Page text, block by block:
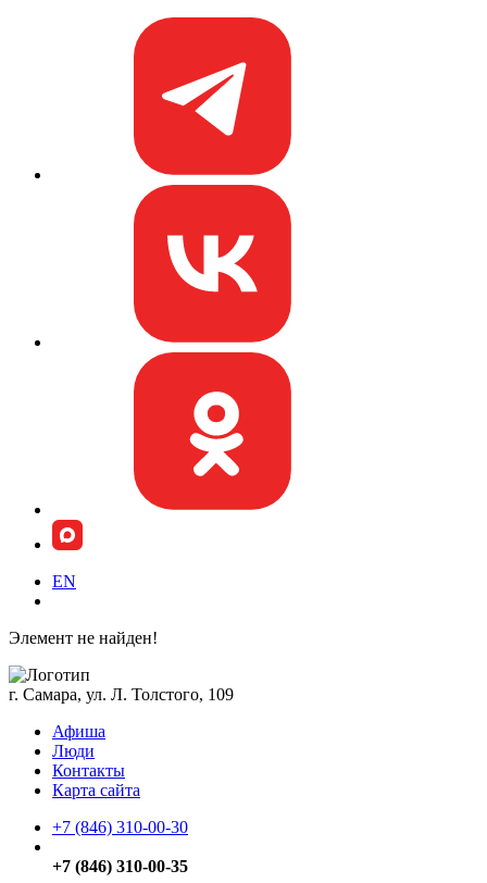
EN
Элемент не найден!
г. Самара, ул. Л. Толстого, 109
Афиша
Люди
Контакты
Карта сайта
+7 (846) 310-00-30
+7 (846) 310-00-35